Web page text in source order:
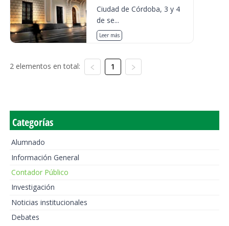
Ciudad de Córdoba, 3 y 4
de se...
Leer más
2 elementos en total: 1
Categorías
Alumnado
Información General
Contador Público
Investigación
Noticias institucionales
Debates